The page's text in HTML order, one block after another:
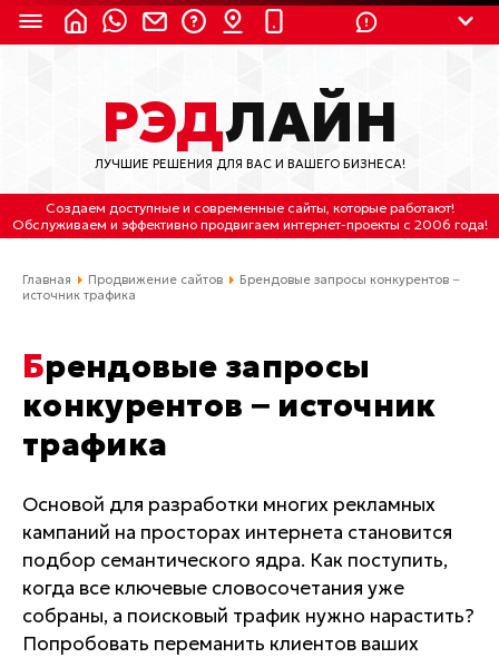
8 (800) 550-9899 (с 2:30 до 11:30 по
Мск)
Бесплатно по России
(4212) 658-653
(4212) 637-673
Отдельный вход \ Левый торец здания
Пн-пт. с 9:30 до 18:30 (по Хбк)
info@lred.ru
Все контакты
РЭДЛАЙН
ЛУЧШИЕ РЕШЕНИЯ ДЛЯ ВАС И ВАШЕГО БИЗНЕСА!
Создаем доступные и современные сайты, которые работают!
Обслуживаем и эффективно продвигаем интернет-проекты с 2006 года!
Главная Продвижение сайтов
Брендовые запросы конкурентов −
источник трафика
Брендовые запросы
конкурентов − источник
трафика
Основой для разработки многих рекламных
кампаний на просторах интернета становится
подбор семантического ядра. Как поступить,
когда все ключевые словосочетания уже
собраны, а поисковый трафик нужно нарастить?
Попробовать переманить клиентов ваших